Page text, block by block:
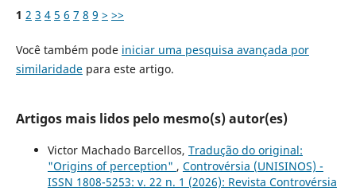
1 2 3 4 5 6 7 8 9 > >>
Você também pode iniciar uma pesquisa avançada por
similaridadepara este artigo.
Artigos mais lidos pelo mesmo(s) autor(es)
Victor Machado Barcellos, Tradução do original:
"Origins of perception" , Controvérsia (UNISINOS) -
ISSN 1808-5253: v. 22 n. 1 (2026): Revista Controvérsia